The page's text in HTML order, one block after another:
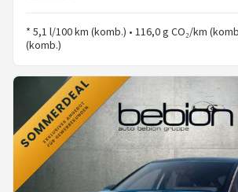
* 5,1 l/100 km (komb.) • 116,0 g CO₂/km
(komb.)